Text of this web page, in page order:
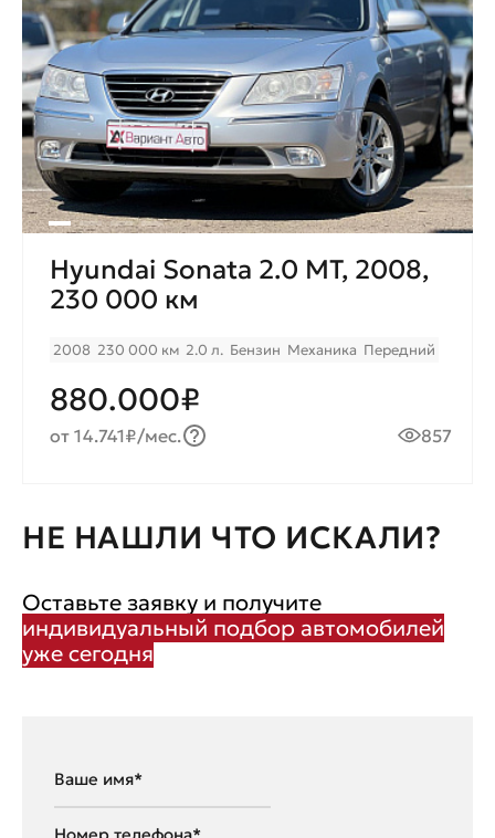
Hyundai Sonata 2.0 МТ, 2008,
230 000 км
2008 230 000 км 2.0 л. Бензин Механика Передний
880.000₽
от 14.741₽/мес. 857
НЕ НАШЛИ ЧТО ИСКАЛИ?
Оставьте заявку и получите
индивидуальный подбор автомобилей
уже сегодня